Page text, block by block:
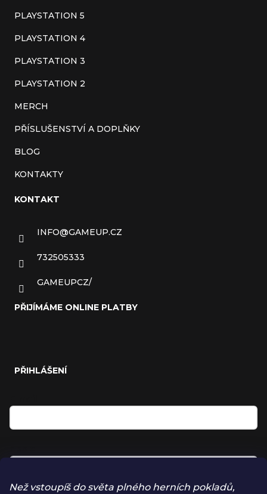
Než vstoupíš do světa plného herních pokladů,
PLAYSTATION 5
PLAYSTATION 4
PLAYSTATION 3
PLAYSTATION 2
MERCH
PŘÍSLUŠENSTVÍ A DOPLŇKY
BLOG
KONTAKTY
KONTAKT
INFO@GAMEUP.CZ
732505333
GAMEUPCZ/
PŘIJÍMÁME ONLINE PLATBY
PŘIHLÁŠENÍ